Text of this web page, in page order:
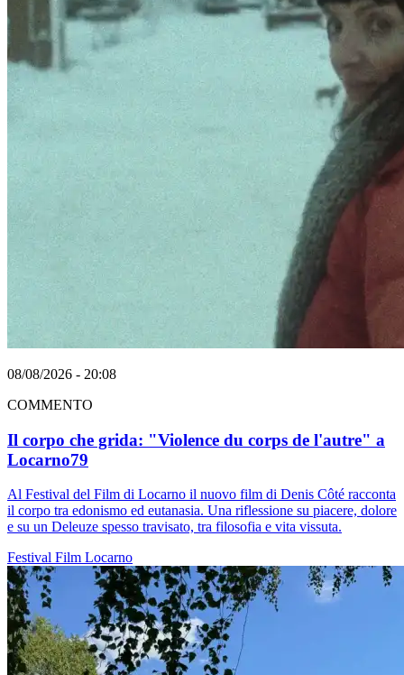
08/08/2026 - 20:08
COMMENTO
Il corpo che grida: "Violence du corps de l'autre" a
Locarno79
Al Festival del Film di Locarno il nuovo film di Denis Côté racconta
il corpo tra edonismo ed eutanasia. Una riflessione su piacere, dolore
e su un Deleuze spesso travisato, tra filosofia e vita vissuta.
Festival Film Locarno